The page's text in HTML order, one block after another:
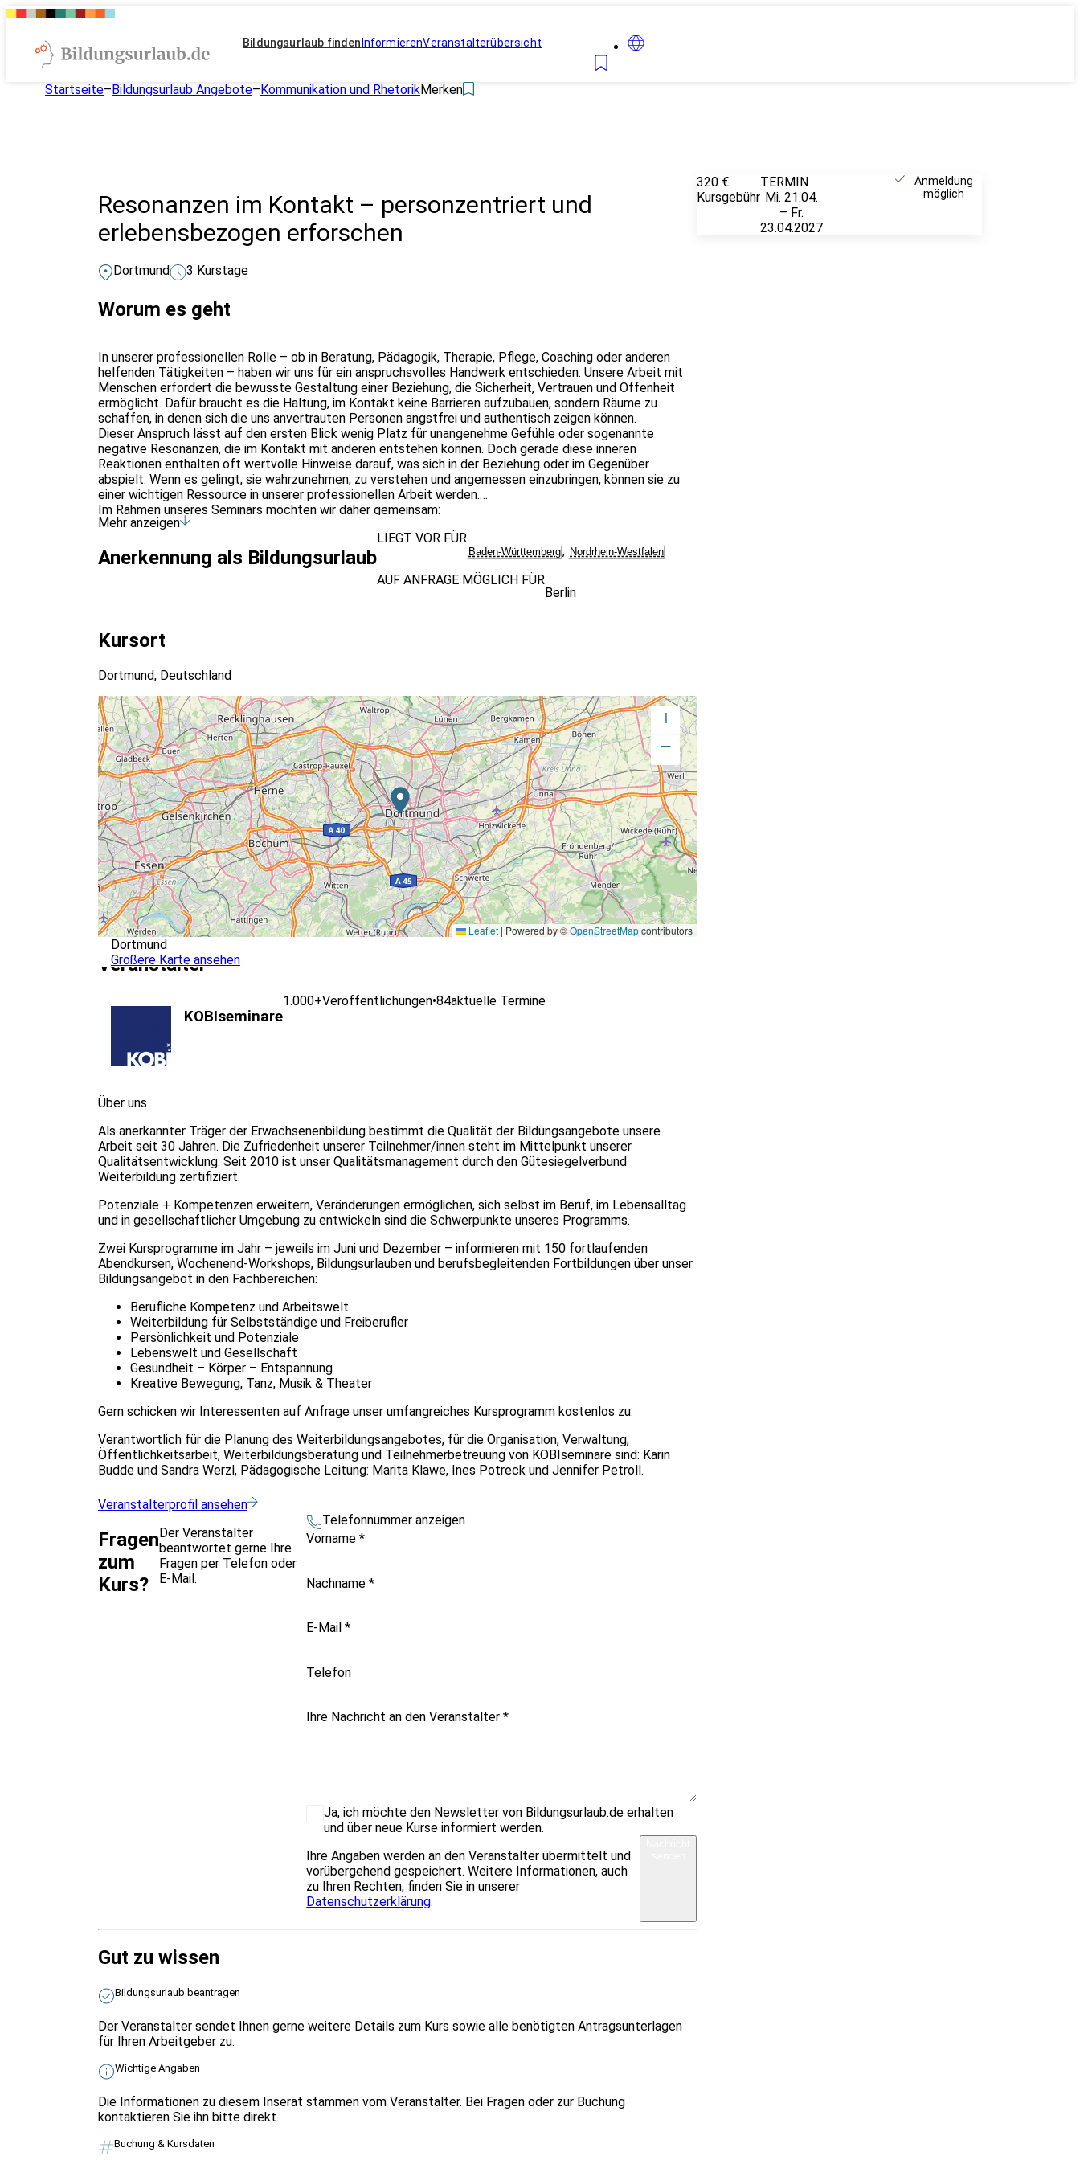
Bildungsurlaub finden InformierenVeranstalterübersicht
Startseite–Bildungsurlaub Angebote–Kommunikation und RhetorikMerken
Resonanzen im Kontakt – personzentriert und
erlebensbezogen erforschen
Dortmund 3 Kurstage
Worum es geht
In unserer professionellen Rolle – ob in Beratung, Pädagogik, Therapie, Pflege, Coaching oder anderen
helfenden Tätigkeiten – haben wir uns für ein anspruchsvolles Handwerk entschieden. Unsere Arbeit mit
Menschen erfordert die bewusste Gestaltung einer Beziehung, die Sicherheit, Vertrauen und Offenheit
ermöglicht. Dafür braucht es die Haltung, im Kontakt keine Barrieren aufzubauen, sondern Räume zu
schaffen, in denen sich die uns anvertrauten Personen angstfrei und authentisch zeigen können.
Dieser Anspruch lässt auf den ersten Blick wenig Platz für unangenehme Gefühle oder sogenannte
negative Resonanzen, die im Kontakt mit anderen entstehen können. Doch gerade diese inneren
Reaktionen enthalten oft wertvolle Hinweise darauf, was sich in der Beziehung oder im Gegenüber
abspielt. Wenn es gelingt, sie wahrzunehmen, zu verstehen und angemessen einzubringen, können sie zu
einer wichtigen Ressource in unserer professionellen Arbeit werden.
Im Rahmen unseres Seminars möchten wir daher gemeinsam:
erkunden, warum gerade die unangenehmen Resonanzen oder Reaktionen so bedeutungsvoll für unsere
überlegen, wie wir mit solchen Resonanzen konstruktiv und professionell umgehen können und welche
methodischen Möglichkeiten uns dabei unterstützen,
verstehen, welche persönlichen und fachlichen Voraussetzungen nötig sind, um eigene Reaktionen richtig
einzuordnen – ob sie mehr über uns selbst oder über unser Gegenüber aussagen,
erforschen, welche Bedeutung eine tragfähige Beziehung zu uns selbst für unsere professionelle Haltung
hat und wie wir diese Beziehung stetig pflegen und vertiefen können.
Mehr anzeigen
Anerkennung als Bildungsurlaub
LIEGT VOR FÜR
Baden-Württemberg, Nordrhein-Westfalen
AUF ANFRAGE MÖGLICH FÜR
Berlin
Kursort
Dortmund, Deutschland
+
−
Leaflet | Powered by ©OpenStreetMapcontributors
Dortmund
Größere Karte ansehen
Veranstalter
KOBIseminare
1.000+Veröffentlichungen•84aktuelle Termine
Über uns
Als anerkannter Träger der Erwachsenenbildung bestimmt die Qualität der Bildungsangebote unsere
Arbeit seit 30 Jahren. Die Zufriedenheit unserer Teilnehmer/innen steht im Mittelpunkt unserer
Qualitätsentwicklung. Seit 2010 ist unser Qualitätsmanagement durch den Gütesiegelverbund
Weiterbildung zertifiziert.
Potenziale + Kompetenzen erweitern, Veränderungen ermöglichen, sich selbst im Beruf, im Lebensalltag
und in gesellschaftlicher Umgebung zu entwickeln sind die Schwerpunkte unseres Programms.
Zwei Kursprogramme im Jahr – jeweils im Juni und Dezember – informieren mit 150 fortlaufenden
Abendkursen, Wochenend-Workshops, Bildungsurlauben und berufsbegleitenden Fortbildungen über unser
Bildungsangebot in den Fachbereichen:
Berufliche Kompetenz und Arbeitswelt
Weiterbildung für Selbstständige und Freiberufler
Persönlichkeit und Potenziale
Lebenswelt und Gesellschaft
Gesundheit – Körper – Entspannung
Kreative Bewegung, Tanz, Musik & Theater
Gern schicken wir Interessenten auf Anfrage unser umfangreiches Kursprogramm kostenlos zu.
Verantwortlich für die Planung des Weiterbildungsangebotes, für die Organisation, Verwaltung,
Öffentlichkeitsarbeit, Weiterbildungsberatung und Teilnehmerbetreuung von KOBIseminare sind: Karin
Budde und Sandra Werzl, Pädagogische Leitung: Marita Klawe, Ines Potreck und Jennifer Petroll.
Veranstalterprofil ansehen
Fragen
zum
Kurs?
Der Veranstalter
beantwortet gerne Ihre
Fragen per Telefon oder
E-Mail.
Telefonnummer anzeigen
Vorname*
Nachname*
E-Mail*
Telefon
Ihre Nachricht an den Veranstalter*
Ja, ich möchte den Newsletter von Bildungsurlaub.de erhalten
und über neue Kurse informiert werden.
Ihre Angaben werden an den Veranstalter übermittelt und
vorübergehend gespeichert. Weitere Informationen, auch
zu Ihren Rechten, finden Sie in unserer
Datenschutzerklärung.
Gut zu wissen
Bildungsurlaub beantragen
Der Veranstalter sendet Ihnen gerne weitere Details zum Kurs sowie alle benötigten Antragsunterlagen
für Ihren Arbeitgeber zu.
Wichtige Angaben
Die Informationen zu diesem Inserat stammen vom Veranstalter. Bei Fragen oder zur Buchung
kontaktieren Sie ihn bitte direkt.
Buchung & Kursdaten
320 €
Kursgebühr
TERMIN
Mi. 21.04.
– Fr.
23.04.2027
Anmeldung
möglich